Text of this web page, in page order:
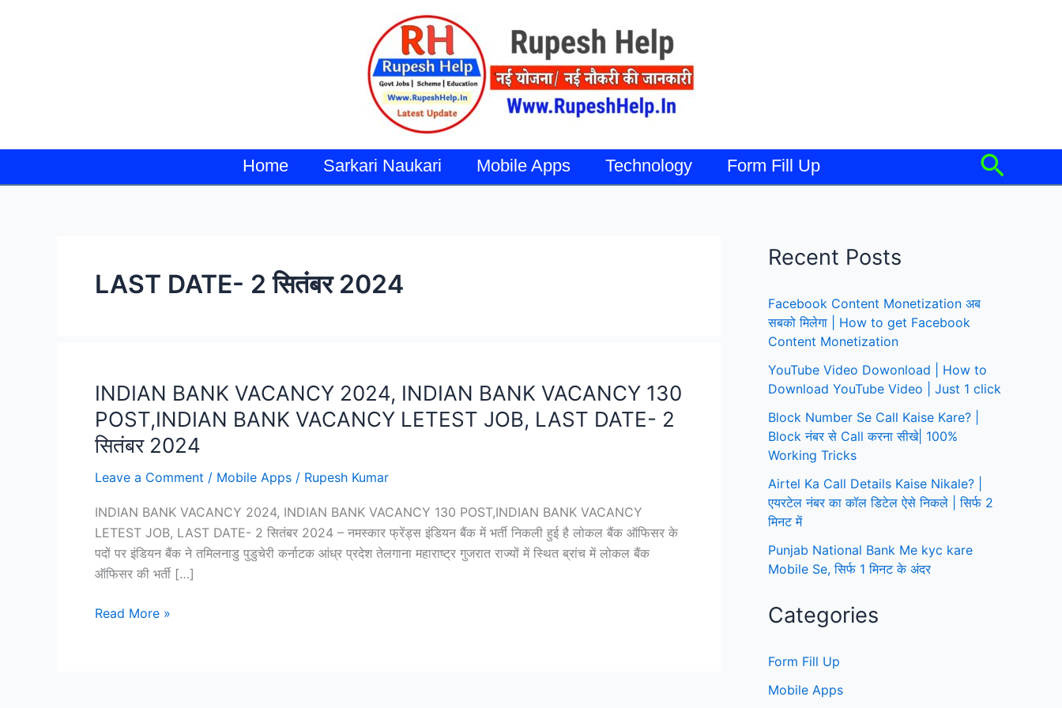
Home Sarkari Naukari Mobile Apps Technology Form Fill Up
LAST DATE- 2 सितंबर 2024
INDIAN BANK VACANCY 2024, INDIAN BANK VACANCY 130
POST,INDIAN BANK VACANCY LETEST JOB, LAST DATE- 2
सितंबर 2024
Leave a Comment / Mobile Apps / Rupesh Kumar
INDIAN BANK VACANCY 2024, INDIAN BANK VACANCY 130 POST,INDIAN BANK VACANCY
LETEST JOB, LAST DATE- 2 सितंबर 2024 – नमस्कार फ्रेंड्स इंडियन बैंक में भर्ती निकली हुई है लोकल बैंक ऑफिसर के
पदों पर इंडियन बैंक ने तमिलनाडु पुडुचेरी कर्नाटक आंध्र प्रदेश तेलगाना महाराष्ट्र गुजरात राज्यों में स्थित ब्रांच में लोकल बैंक
ऑफिसर की भर्ती […]
INDIAN
Read More »
Recent Posts
Facebook Content Monetization अब
सबको मिलेगा | How to get Facebook
Content Monetization
YouTube Video Dowonload | How to
Download YouTube Video | Just 1 click
Block Number Se Call Kaise Kare? |
Block नंबर से Call करना सीखे| 100%
Working Tricks
Airtel Ka Call Details Kaise Nikale? |
एयरटेल नंबर का कॉल डिटेल ऐसे निकले | सिर्फ 2
मिनट में
Punjab National Bank Me kyc kare
Mobile Se, सिर्फ 1 मिनट के अंदर
Categories
Form Fill Up
Mobile Apps